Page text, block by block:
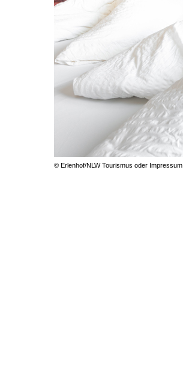
© Erlenhof/NLW Tourismus oder Impressum